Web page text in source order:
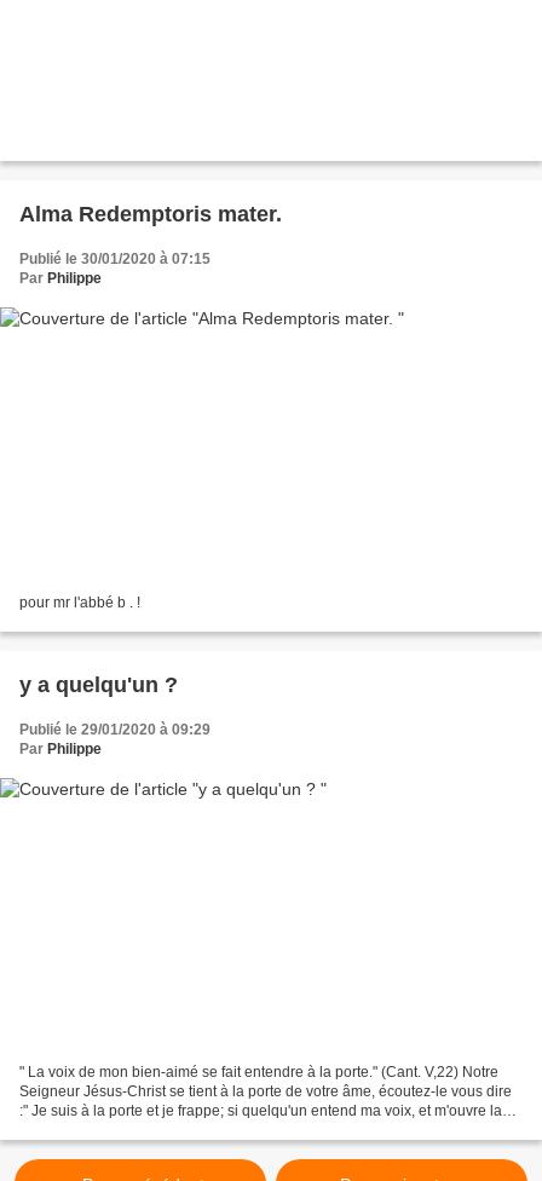
Alma Redemptoris mater.
Publié le 30/01/2020 à 07:15
Par Philippe
pour mr l'abbé b . !
y a quelqu'un ?
Publié le 29/01/2020 à 09:29
Par Philippe
" La voix de mon bien-aimé se fait entendre à la porte." (Cant. V,22) Notre
Seigneur Jésus-Christ se tient à la porte de votre âme, écoutez-le vous dire
:" Je suis à la porte et je frappe; si quelqu'un entend ma voix, et m'ouvre la